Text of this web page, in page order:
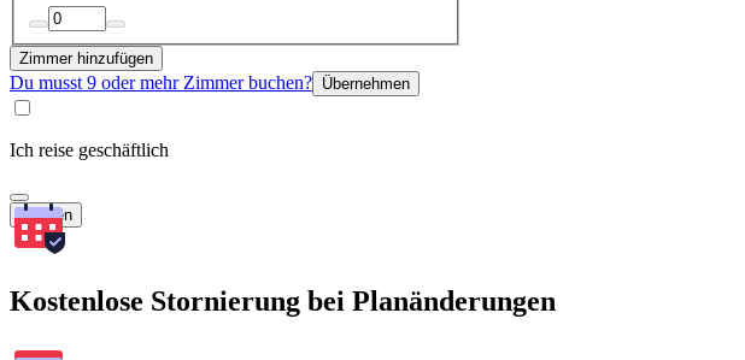
Zimmer hinzufügen
Du musst 9 oder mehr Zimmer buchen? Übernehmen
Ich reise geschäftlich
Suchen
Kostenlose Stornierung bei Planänderungen